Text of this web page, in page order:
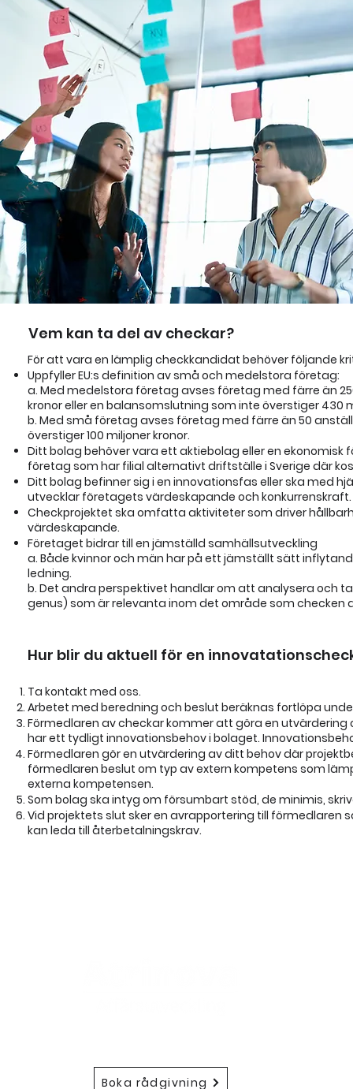
Vem kan ta del av checkar?
För att vara en lämplig checkkandidat behöver följande
Uppfyller EU:s definition av små och medelstora företag:
a. Med medelstora företag avses företag med färre än
kronor eller en balansomslutning som inte överstiger 430
b. Med små företag avses företag med färre än 50
överstiger 100 miljoner kronor.
Ditt bolag behöver vara ett aktiebolag eller en
företag som har filial alternativt driftställe i Sverige där
Ditt bolag befinner sig i en innovationsfas eller ska med
utvecklar företagets värdeskapande och konkurrenskraft.
Checkprojektet ska omfatta aktiviteter som driver
värdeskapande.
Företaget bidrar till en jämställd samhällsutveckling
a. Både kvinnor och män har på ett jämställt sätt
ledning.
b. Det andra perspektivet handlar om att analysera och
genus) som är relevanta inom det område som checken
Hur blir du aktuell för en
Ta kontakt med oss.
Arbetet med beredning och beslut beräknas fortlöpa
Förmedlaren av checkar kommer att göra en
har ett tydligt innovationsbehov i bolaget.
Förmedlaren gör en utvärdering av ditt behov där
förmedlaren beslut om typ av extern kompetens som
externa kompetensen.
Som bolag ska intyg om försumbart stöd, de minimis,
Vid projektets slut sker en avrapportering till förmedlaren
kan leda till återbetalningskrav.
Boka rådgivning